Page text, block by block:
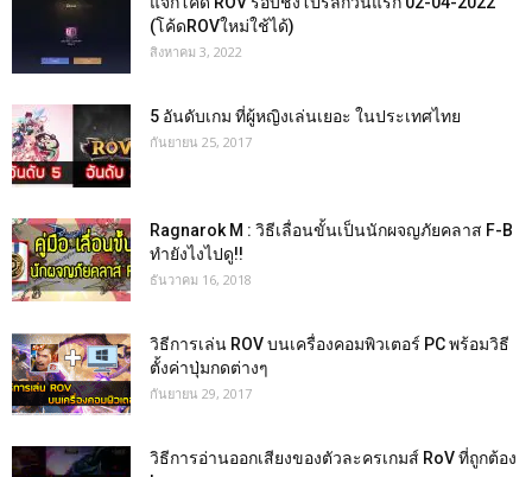
(โค้ดROVใหม่ใช้ได้)
สิงหาคม 3, 2022
5 อันดับเกม ที่ผู้หญิงเล่นเยอะ ในประเทศไทย
กันยายน 25, 2017
Ragnarok M : วิธีเลื่อนขั้นเป็นนักผจญภัยคลาส F-B
ทำยังไงไปดู!!
ธันวาคม 16, 2018
วิธีการเล่น ROV บนเครื่องคอมพิวเตอร์ PC พร้อมวิธี
ตั้งค่าปุ่มกดต่างๆ
กันยายน 29, 2017
วิธีการอ่านออกเสียงของตัวละครเกมส์ RoV ที่ถูกต้อง